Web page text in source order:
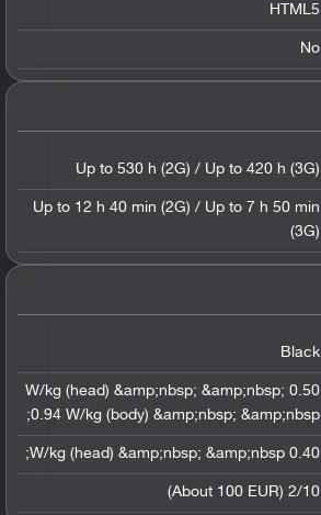
HTML5
No
Up to 530 h (2G) / Up to 420 h (3G)
Up to 12 h 40 min (2G) / Up to 7 h 50 min
(3G)
Black
0.50 W/kg (head) &amp;nbsp; &amp;nbsp;
0.94 W/kg (body) &amp;nbsp; &amp;nbsp;
0.40 W/kg (head) &amp;nbsp; &amp;nbsp;
2/10 (About 100 EUR)